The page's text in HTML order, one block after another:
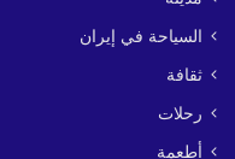
السياحة في إيران
ثقافة
رحلات
أطعمة